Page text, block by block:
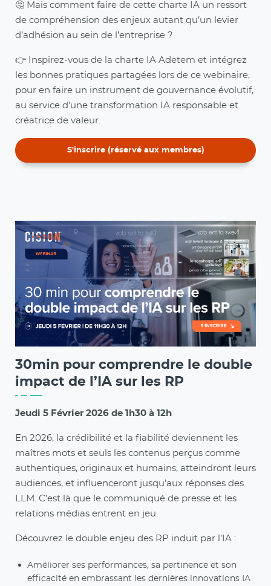
🤔 Mais comment faire de cette charte IA un ressort
de compréhension des enjeux autant qu’un levier
d’adhésion au sein de l’entreprise ?
👉 Inspirez-vous de la charte IA Adetem et intégrez
les bonnes pratiques partagées lors de ce webinaire,
pour en faire un instrument de gouvernance évolutif,
au service d’une transformation IA responsable et
créatrice de valeur.
S'inscrire (réservé aux membres)
30min pour comprendre le double
impact de l’IA sur les RP
Jeudi 5 Février 2026 de 1h30 à 12h
En 2026, la crédibilité et la fiabilité deviennent les
maîtres mots et seuls les contenus perçus comme
authentiques, originaux et humains, atteindront leurs
audiences, et influenceront jusqu’aux réponses des
LLM. C’est là que le communiqué de presse et les
relations médias entrent en jeu.
Découvrez le double enjeu des RP induit par l’IA :
Améliorer ses performances, sa pertinence et son
efficacité en embrassant les dernières innovations IA